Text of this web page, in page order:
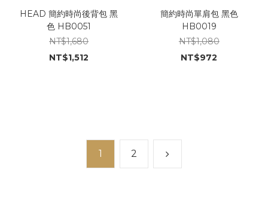
HEAD 簡約時尚後背包 黑
色 HB0051
NT$1,680
NT$1,512
簡約時尚單肩包 黑色
HB0019
NT$1,080
NT$972
1 2